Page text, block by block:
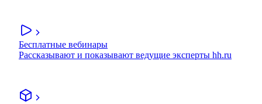
Бесплатные вебинары
Рассказывают и показывают ведущие эксперты hh.ru